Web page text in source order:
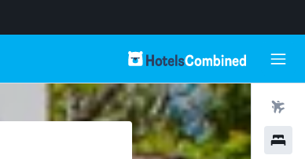
رحلات طيران
فنادق